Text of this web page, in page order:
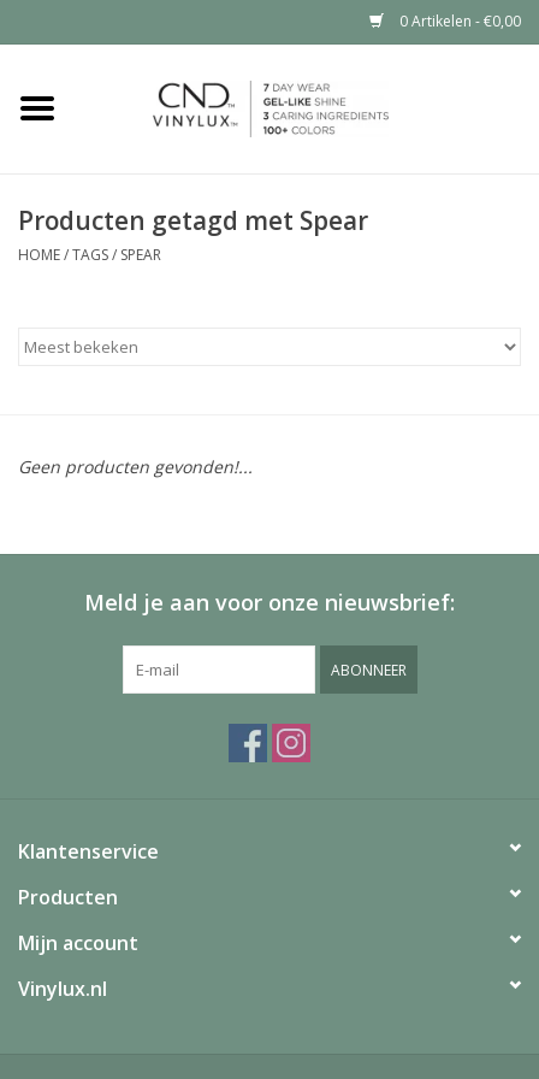
0 Artikelen - €0,00
Home
Nailart voor jou
Producten getagd met Spear
HOME/TAGS/ SPEAR
Geen producten gevonden!...
Meld je aan voor onze nieuwsbrief:
ABONNEER
Klantenservice
Producten
Mijn account
Vinylux.nl